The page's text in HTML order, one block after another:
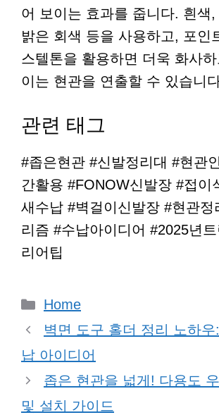
어 보이는 효과를 줍니다. 흰색,
밝은 회색 등을 사용하고, 포인
스텔톤을 활용하면 더욱 화사
이는 현관을 연출할 수 있습니
관련 태그
#좁은현관 #신발정리대 #현관
간활용 #FONOW신발장 #접이
새수납 #벽걸이신발장 #현관정
리즘 #수납아이디어 #2025년트
리어팁
카
테
리
Home
벽면 도구 홀더 정리 노하
납 아이디어
좁은 현관을 넓게! 다용도
및 설치 가이드